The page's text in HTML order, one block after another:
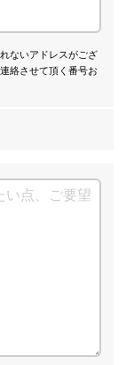
ないアドレスがござ
絡させて頂く番号お